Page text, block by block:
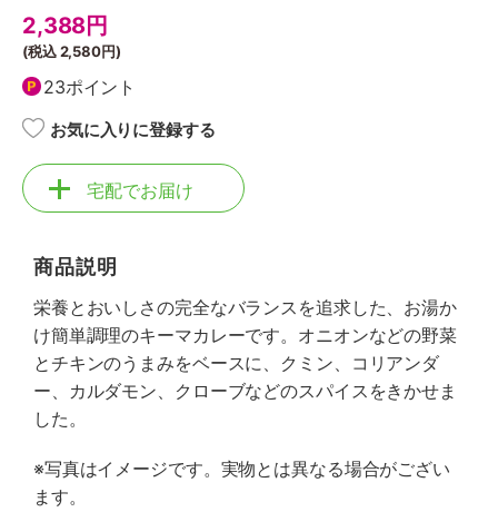
2,388円
(税込2,580円)
23ポイント
お気に入りに登録する
宅配でお届け
商品説明
栄養とおいしさの完全なバランスを追求した、お湯か
け簡単調理のキーマカレーです。オニオンなどの野菜
とチキンのうまみをベースに、クミン、コリアンダ
ー、カルダモン、クローブなどのスパイスをきかせま
した。
※写真はイメージです。実物とは異なる場合がござい
ます。